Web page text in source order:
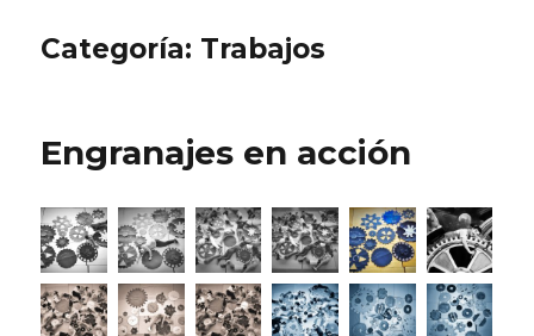
Categoría: Trabajos
Engranajes en acción